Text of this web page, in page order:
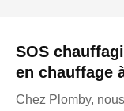
SOS
en chauffage
Chez Plomby,